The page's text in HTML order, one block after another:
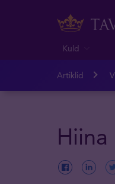
Kuld
Artiklid